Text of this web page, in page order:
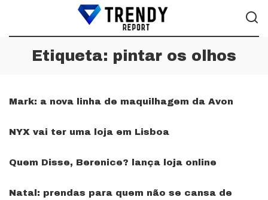
Etiqueta: pintar os olhos
Mark: a nova linha de maquilhagem da Avon
NYX vai ter uma loja em Lisboa
Quem Disse, Berenice? lança loja online
Natal: prendas para quem não se cansa de